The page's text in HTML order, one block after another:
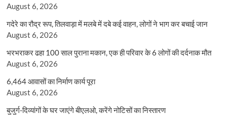
August 6, 2026
गदेरे का रौद्र रूप, तिलवाड़ा में मलबे में दबे कई वाहन, लोगों ने भाग कर बचाई जान
August 6, 2026
भरभराकर ढहा 100 साल पुराना मकान, एक ही परिवार के 6 लोगों की दर्दनाक मौत
August 6, 2026
6,464 आवासों का निर्माण कार्य पूरा
August 6, 2026
बुजुर्ग-दिव्यांगों के घर जाएंगे बीएलओ, करेंगे नोटिसों का निस्तारण